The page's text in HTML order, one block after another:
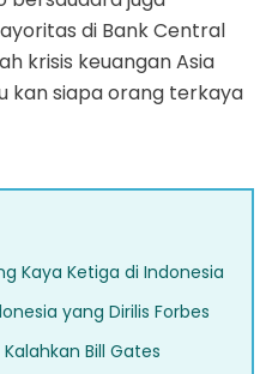
di Bank Central
krisis keuangan Asia
kan siapa orang terkaya
Kaya Ketiga di Indonesia
yang Dirilis Forbes
Bill Gates